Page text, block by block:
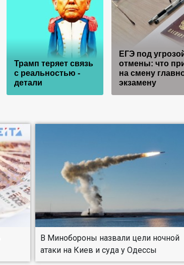
Трамп теряет связь
с реальностью -
детали
ЕГЭ под
отмены: что
на смену
экзамену
В Минобороны назвали цели ночной
атаки на Киев и суда у Одессы